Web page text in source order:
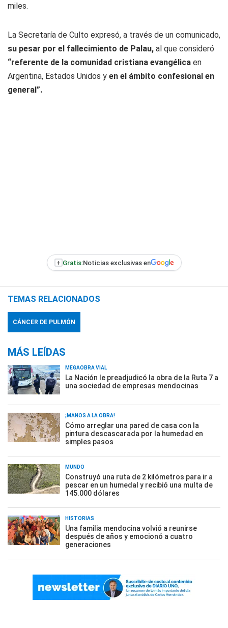
miles.
La Secretaría de Culto expresó, a través de un comunicado,
su pesar por el fallecimiento de Palau, al que consideró
“referente de la comunidad cristiana evangélica en
Argentina, Estados Unidos y en el ámbito confesional en
general”.
+ Gratis:Noticias exclusivas en
TEMAS RELACIONADOS
CÁNCER DE PULMÓN
MÁS LEÍDAS
MEGAOBRA VIAL
La Nación le preadjudicó la obra de la Ruta 7 a
una sociedad de empresas mendocinas
¡MANOS A LA OBRA!
Cómo arreglar una pared de casa con la
pintura descascarada por la humedad en
simples pasos
MUNDO
Construyó una ruta de 2 kilómetros para ir a
pescar en un humedal y recibió una multa de
145.000 dólares
HISTORIAS
Una familia mendocina volvió a reunirse
después de años y emocionó a cuatro
generaciones